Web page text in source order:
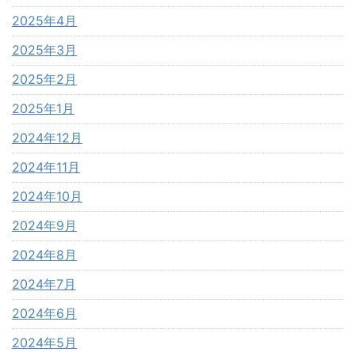
2025年4月
2025年3月
2025年2月
2025年1月
2024年12月
2024年11月
2024年10月
2024年9月
2024年8月
2024年7月
2024年6月
2024年5月